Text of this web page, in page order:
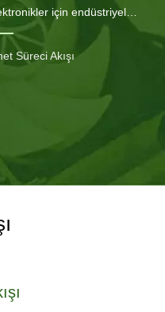
VE
| TITAN
için endüstriyel
Süreci Akışı